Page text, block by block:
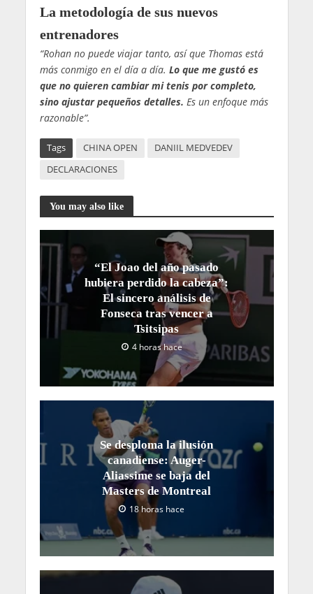
La metodología de sus nuevos
entrenadores
“Rohan no puede viajar tanto, así que Thomas está
más conmigo en el día a día. Lo que me gustó es
que no quieren cambiar mi tenis por completo,
sino ajustar pequeños detalles. Es un enfoque más
razonable”.
Tags CHINA OPEN
DANIIL MEDVEDEV
DECLARACIONES
You may also like
“El Joao del año pasado
hubiera perdido la cabeza”:
El sincero análisis de
Fonseca tras vencer a
Tsitsipas
4 horas hace
Se desploma la ilusión
canadiense: Auger-
Aliassime se baja del
Masters de Montreal
18 horas hace